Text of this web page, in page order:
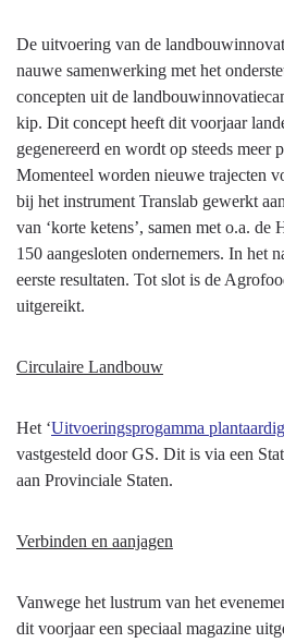
De uitvoering van de
nauwe samenwerking met het
concepten uit de
kip. Dit concept heeft dit voorjaar
gegenereerd en wordt op steeds meer
Momenteel worden nieuwe trajecten
bij het instrument Translab gewerkt
van ‘korte ketens’, samen met o.a.
150 aangesloten ondernemers. In het
eerste resultaten. Tot slot is de
uitgereikt.
Circulaire Landbouw
Het ‘Uitvoeringsprogamma
vastgesteld door GS. Dit is via een
aan Provinciale Staten.
Verbinden en aanjagen
Vanwege het lustrum van het
dit voorjaar een speciaal magazine